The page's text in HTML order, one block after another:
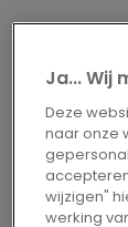
Ja... Wij
Deze
naar onze
wijzigen"
werking